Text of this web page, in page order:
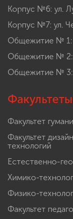
Корпус №6: ул.
Корпус №7: ул.
Общежитие № 1:
Общежитие № 2:
Общежитие № 3:
Факультеты
Факультет
Факультет
технологий
Естественно-
Химико-
Физико-
Факультет